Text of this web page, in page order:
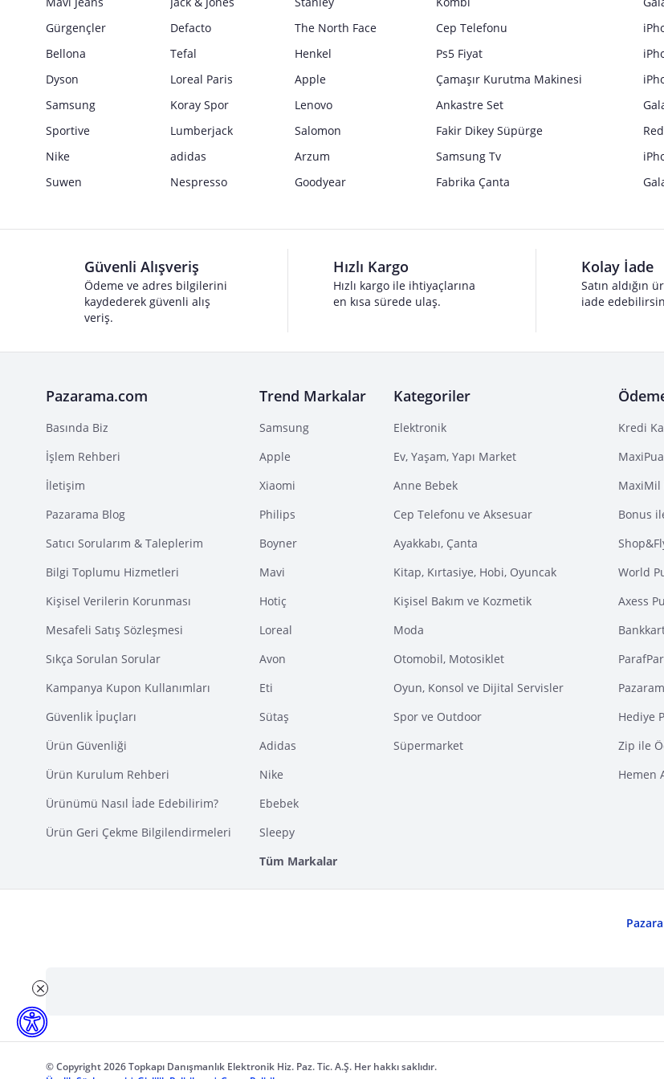
Gürgençler
Defacto
The North Face
Bellona
Tefal
Henkel
Dyson
Loreal Paris
Apple
Samsung
Koray Spor
Lenovo
Sportive
Lumberjack
Salomon
Nike
adidas
Arzum
Suwen
Nespresso Goodyear
Cep Telefonu
Ps5 Fiyat
Çamaşır Kurutma Makinesi
Ankastre Set
Fakir Dikey Süpürge
Samsung Tv
Fabrika Çanta
Güvenli Alışveriş
Ödeme ve adres bilgilerini
kaydederek güvenli alış
veriş.
Hızlı Kargo
Hızlı kargo ile ihtiyaçlarına
en kısa sürede ulaş.
Kolay İade
Satın aldığın
iade
Pazarama.com
Basında Biz
İşlem Rehberi
İletişim
Pazarama Blog
Satıcı Sorularım & Taleplerim
Bilgi Toplumu Hizmetleri
Kişisel Verilerin Korunması
Mesafeli Satış Sözleşmesi
Sıkça Sorulan Sorular
Kampanya Kupon Kullanımları
Güvenlik İpuçları
Ürün Güvenliği
Ürün Kurulum Rehberi
Ürünümü Nasıl İade Edebilirim?
Ürün Geri Çekme Bilgilendirmeleri
Trend Markalar
Samsung
Apple
Xiaomi
Philips
Boyner
Mavi
Hotiç
Loreal
Avon
Eti
Sütaş
Adidas
Nike
Ebebek
Sleepy
Tüm Markalar
Kategoriler
Elektronik
Ev, Yaşam, Yapı Market
Anne Bebek
Cep Telefonu ve Aksesuar
Ayakkabı, Çanta
Kitap, Kırtasiye, Hobi, Oyuncak
Kişisel Bakım ve Kozmetik
Moda
Otomobil, Motosiklet
Oyun, Konsol ve Dijital Servisler
Spor ve Outdoor
Süpermarket
Kredi
MaxiMil
Bonus
World
Axess
Hediye
Zip ile
Hemen
© Copyright 2026 Topkapı Danışmanlık Elektronik Hiz. Paz. Tic. A.Ş. Her hakkı saklıdır.